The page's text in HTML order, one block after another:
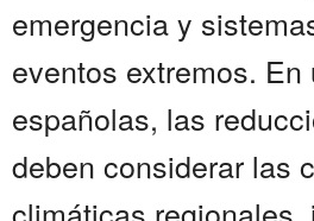
emergencia y
eventos extremos.
españolas, las
deben considerar las